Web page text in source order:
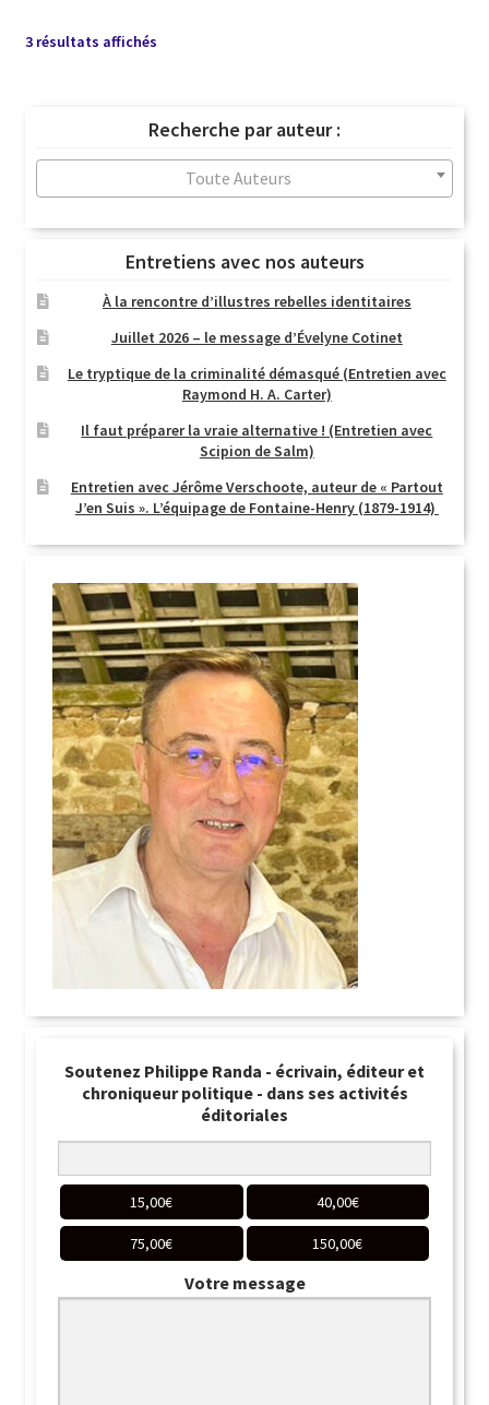
3 résultats affichésTrié
au
plus
ancien
Recherche par auteur :
Toute Auteurs
Entretiens avec nos auteurs
À la rencontre d’illustres rebelles identitaires
Juillet 2026 – le message d’Évelyne Cotinet
Le tryptique de la criminalité démasqué (Entretien avec
Raymond H. A. Carter)
Il faut préparer la vraie alternative ! (Entretien avec
Scipion de Salm)
Entretien avec Jérôme Verschoote, auteur de « Partout
J’en Suis ». L’équipage de Fontaine-Henry (1879-1914)
Soutenez Philippe Randa - écrivain, éditeur et
chroniqueur politique - dans ses activités
éditoriales
15,00€ 40,00€
75,00€ 150,00€
Votre message